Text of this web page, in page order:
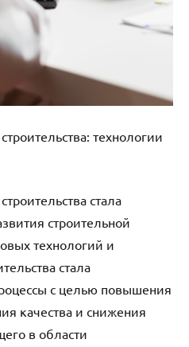
технологии
стала
строительной
технологий и
стала
с целью повышения
качества и снижения
в области